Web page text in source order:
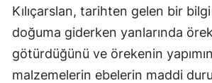
Kılıçarslan, tarihten gelen bir
doğuma giderken yanlarında
götürdüğünü ve örekenin
malzemelerin ebelerin maddi